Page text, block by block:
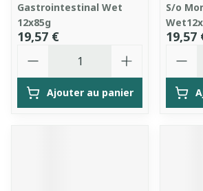
Gastrointestinal Wet
12x85g
19,57 €
Ajouter au panier
S/o
19,57